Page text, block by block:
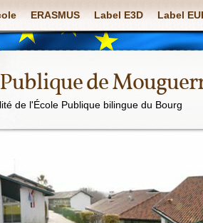
ERASMUS Label E3D Label
de
de l'École Publique bilingue du Bourg